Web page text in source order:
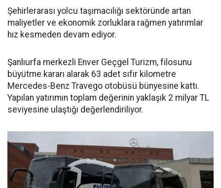
Şehirlerarası yolcu taşımacılığı sektöründe artan
maliyetler ve ekonomik zorluklara rağmen yatırımlar
hız kesmeden devam ediyor.
Şanlıurfa merkezli Enver Geçgel Turizm, filosunu
büyütme kararı alarak 63 adet sıfır kilometre
Mercedes-Benz Travego otobüsü bünyesine kattı.
Yapılan yatırımın toplam değerinin yaklaşık 2 milyar TL
seviyesine ulaştığı değerlendiriliyor.